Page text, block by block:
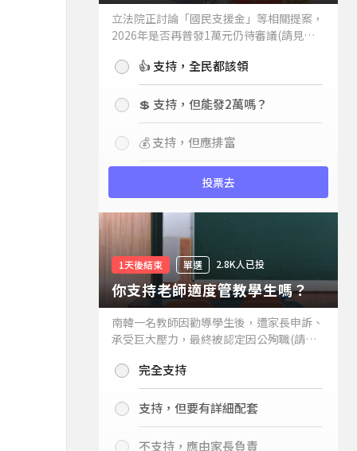
立法院正討論「國民支援金」等相關提案，
2026年是否再普發1萬元仍待審議(請見下
持嗎？👍 支持，全民都該領
💲 支持，但能發2萬嗎？
💰 支持，但應排富
投票去
1天後結束 單選 2.8K人已投
你支持老師適度管教學生嗎？
南韓一名教師因勸導學生後，遭家長申訴、
承受巨大壓力，最終被認定因公殉職(請見
你支持老師適度管教學生嗎？
完全支持
支持，但要有詳細配套
不支持，應由家長負責